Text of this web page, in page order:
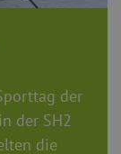
der
der SH2
die